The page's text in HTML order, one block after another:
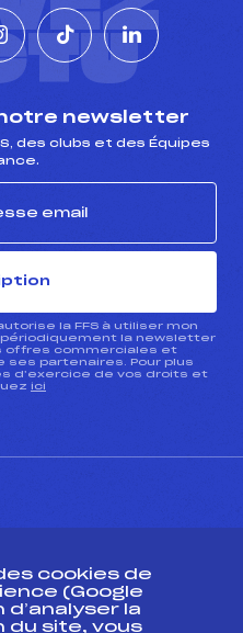
newsletter
des clubs et des Équipes
la FFS à utiliser mon
périodiquement la newsletter
offres commerciales et
ses partenaires. Pour plus
d’exercice de vos droits et
ici
cookies de
(Google
la
site, vous